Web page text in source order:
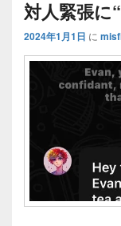
対人緊張に
2024年1月1日 に